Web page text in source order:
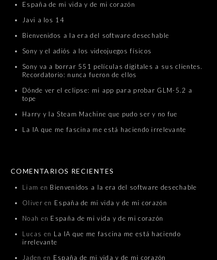
España de mi vida y de mi corazón
Javi a los 14
Bienvenidos a la era del software desechable
Sony y el adiós a los videojuegos físicos
Sony va a borrar 551 películas digitales a sus clientes.
Recordatorio: nunca fueron de ellos
Dónde ver el eclipse: mi app para probar GLM-5.2 a
tope
Harry y la Steam Machine que pudo ser y no fue
La IA que me fascina me está haciendo irrelevante
COMENTARIOS RECIENTES
Liam en Bienvenidos a la era del software desechable
Oliver en España de mi vida y de mi corazón
Noah en España de mi vida y de mi corazón
Lucas en La IA que me fascina me está haciendo
irrelevante
Jaden en España de mi vida y de mi corazón